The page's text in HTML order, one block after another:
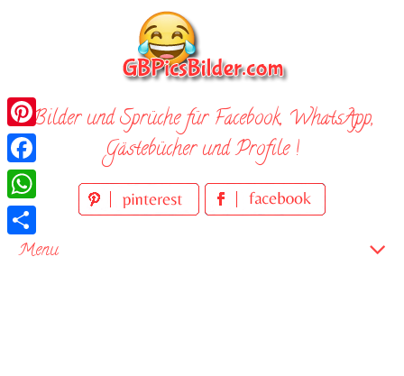
Bilder und Sprüche für Facebook, WhatsApp,
Gästebücher und Profile !
Menu
Pinterest
Facebook
WhatsApp
Teilen